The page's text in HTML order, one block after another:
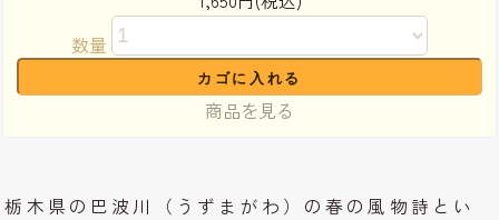
数量
商品を見る
栃木県の巴波川（うずまがわ）の春の風物詩とい